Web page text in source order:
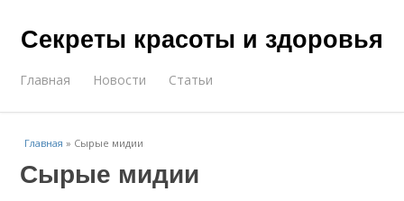
Секреты красоты и здоровья
Главная Новости Статьи
Главная » Сырые мидии
Сырые мидии